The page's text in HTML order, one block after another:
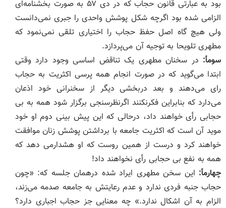
بود به عبارتی قانون حجاب که در دی ۵۷ به صورت بخشنامه‌ای
الزامی شده بود اگرچه شکل پوشش واحدی را جبری نمی‌دانست
ولی هیچ گاه اصل حفظ حجاب را اختیاری تلقی نمی‌نمود که
مطهری تلویحا به توجیه آن می‌پردازد.
سومأ: در سخنان مطهری یک تناقض اساسی وجود دارد وقتی
ابتدا می‌گوید که در صورت انجام همه پرسی اکثریت به حجاب
رای می‌دهند و بعد دربخشی دیگر از سخنرانی خود اذعان
می‌دارد که بنابراین فکرنکنند اگرنظرسنجی برگزار شود همه به بی
حجابی رأی خواهند داد، درحالی که این پیش بینی دوم او خود
موید آن است که اکثریت جامعه با برداشتن پوشش زنان موافقت
خواهند کرد و درست از همین روست که او هشدارمی دهد که
همه به نفع بی حجابی رأی نخواهند داد!
چهارمأ: این سخن مطهری ایراد شده درهمان جلسه که: «چون
حجاب جنبه فردی ندارد و عدم رعایتش به جامعه صدمه می‌زند،
الزام به آن اشکال ندارد.» چه معنایی جز حجاب اجباری دارد؟